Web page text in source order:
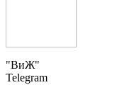
"ВиЖ"
Telegram